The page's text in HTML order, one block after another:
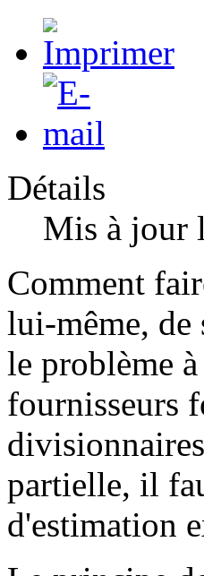
Détails
Mis à jour
Comment
lui-même, de
le problème
fournisseurs
partielle, il
d'estimation